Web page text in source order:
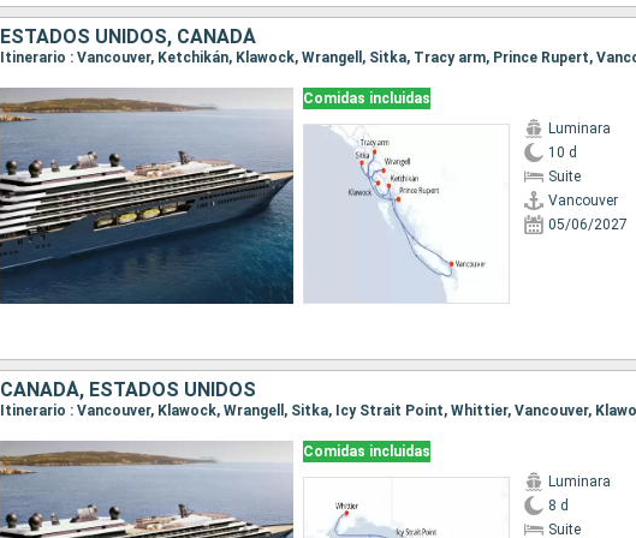
ESTADOS UNIDOS, CANADÁ
Itinerario : Vancouver, Ketchikán, Klawock, Wrangell, Sitka, Tracy arm, Prince Rupert,
Comidas incluidas
Luminara
10 d
Suite
Vancouver
05/06/2027
CANADÁ, ESTADOS UNIDOS
Comidas incluidas
Luminara
8 d
Suite